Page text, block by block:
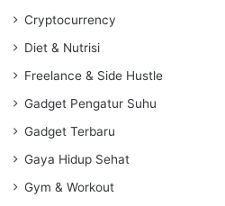
Cryptocurrency
Diet & Nutrisi
Freelance & Side Hustle
Gadget Pengatur Suhu
Gadget Terbaru
Gaya Hidup Sehat
Gym & Workout